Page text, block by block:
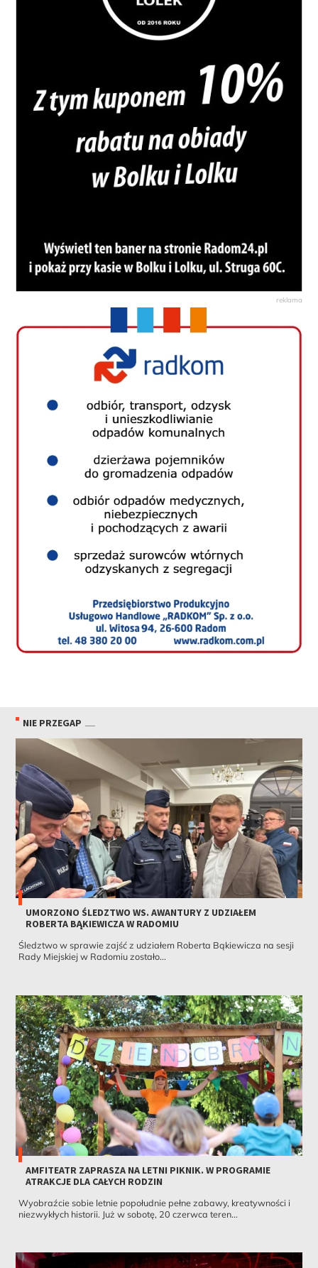
NIE PRZEGAP
UMORZONO ŚLEDZTWO WS. AWANTURY Z UDZIAŁEM
ROBERTA BĄKIEWICZA W RADOMIU
Śledztwo w sprawie zajść z udziałem Roberta Bąkiewicza na sesji
Rady Miejskiej w Radomiu zostało...
AMFITEATR ZAPRASZA NA LETNI PIKNIK. W PROGRAMIE
ATRAKCJE DLA CAŁYCH RODZIN
Wyobraźcie sobie letnie popołudnie pełne zabawy, kreatywności i
niezwykłych historii. Już w sobotę, 20 czerwca teren...